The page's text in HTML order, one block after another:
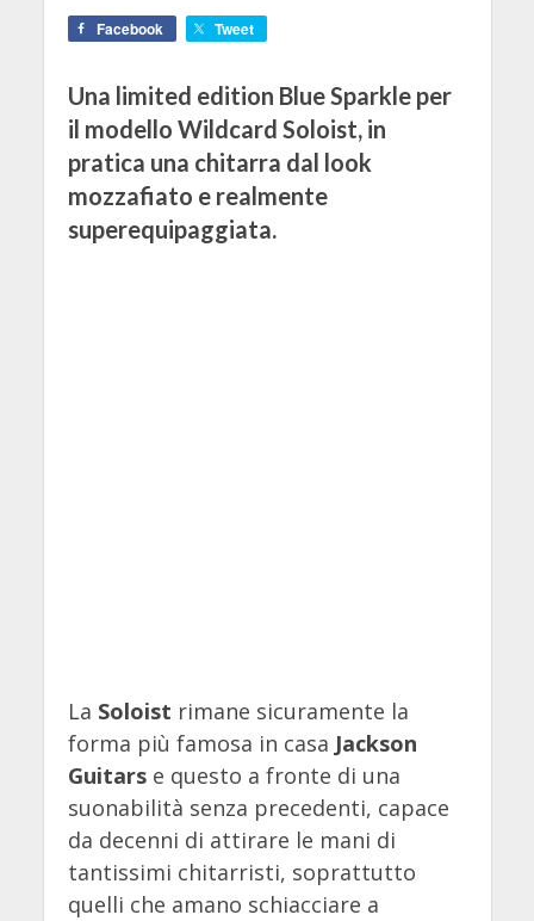
Facebook Tweet
Una limited edition Blue Sparkle per
il modello Wildcard Soloist, in
pratica una chitarra dal look
mozzafiato e realmente
superequipaggiata.
La Soloist rimane sicuramente la
forma più famosa in casa Jackson
Guitarse questo a fronte di una
suonabilità senza precedenti, capace
da decenni di attirare le mani di
tantissimi chitarristi, soprattutto
quelli che amano schiacciare a